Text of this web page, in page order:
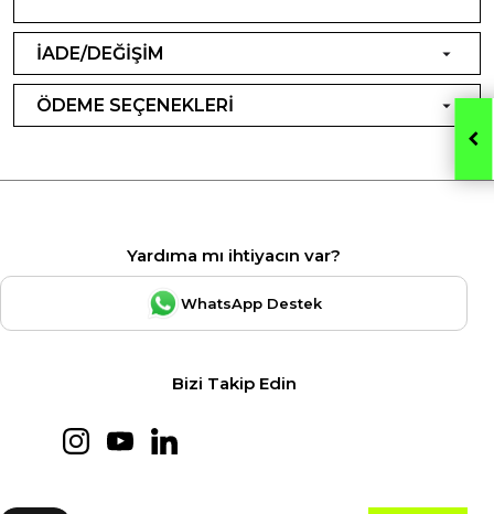
İADE/DEĞİŞİM
ÖDEME SEÇENEKLERİ
Yardıma mı ihtiyacın var?
WhatsApp Destek
Bizi Takip Edin